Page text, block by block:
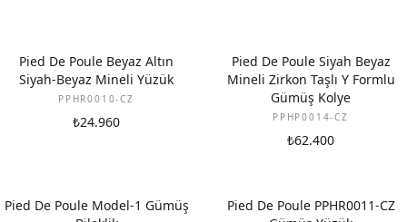
YENI
Pied De Poule Beyaz Altın
Siyah-Beyaz Mineli Yüzük
PPHR0010-CZ
₺24.960
Pied De Poule Siyah Beyaz
Mineli Zirkon Taşlı Y Formlu
Gümüş Kolye
PPHP0014-CZ
₺62.400
Pied De Poule Model-1 Gümüş
Pied De Poule PPHR0011-CZ